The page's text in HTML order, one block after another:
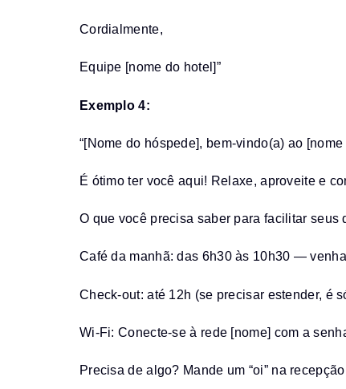
Cordialmente,
Equipe [nome do hotel]”
Exemplo 4:
“[Nome do hóspede], bem-vindo(a) ao [nome
É ótimo ter você aqui! Relaxe, aproveite e
O que você precisa saber para facilitar seus
Café da manhã: das 6h30 às 10h30 —
Check-out: até 12h (se precisar estender, é
Wi-Fi: Conecte-se à rede [nome] com a
Precisa de algo? Mande um “oi” na